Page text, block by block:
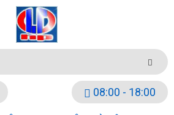
08:00 - 18:00